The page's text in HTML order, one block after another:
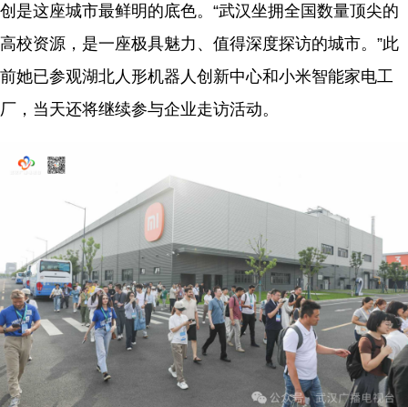
创是这座城市最鲜明的底色。“武汉坐拥全国数量顶尖的
高校资源，是一座极具魅力、值得深度探访的城市。”此
前她已参观湖北人形机器人创新中心和小米智能家电工
厂，当天还将继续参与企业走访活动。